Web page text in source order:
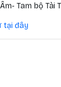
Tam bộ Tài
tại đây